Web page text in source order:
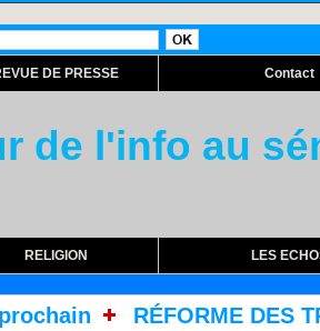
DE PRESSE Contact
de l'info au
RELIGION
LES
DES TRAITEMENTS